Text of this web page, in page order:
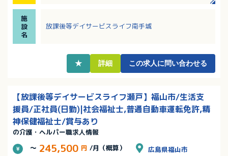
ランス重視で働ける職場です。
施
設
名
放課後等デイサービスライフ南手城
★ 詳細 この求人に問い合わせる
【放課後等デイサービスライフ瀬戸】福山市/生活支
援員/正社員(日勤)|社会福祉士,普通自動車運転免許,精
神保健福祉士/賞与あり
の介護・ヘルパー職求人情報
～ 245,500 円 /月（概算） 広島県福山市